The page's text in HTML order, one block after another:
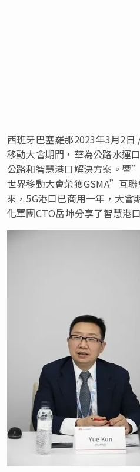
西班牙巴塞羅那2023年3月2日
移動大會期間，華為公路水運
公路和智慧港口解決方案。
世界移動大會榮獲GSMA”互
來，5G港口已商用一年，大會
化軍團CTO岳坤分享了智慧港